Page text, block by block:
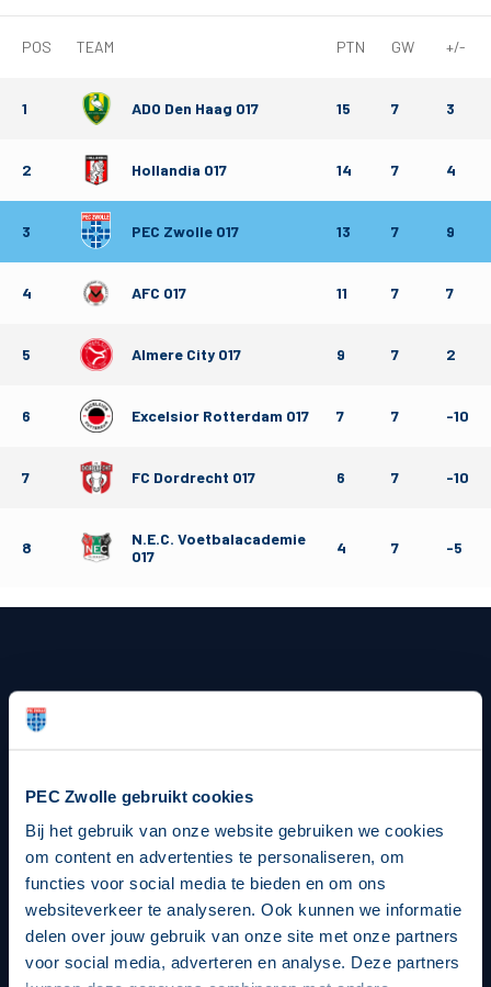
PEC Zwolle gebruikt cookies
Bij het gebruik van onze website gebruiken we cookies
om content en advertenties te personaliseren, om
functies voor social media te bieden en om ons
websiteverkeer te analyseren. Ook kunnen we informatie
delen over jouw gebruik van onze site met onze partners
voor social media, adverteren en analyse. Deze partners
Matchdays
Teams
Supporters
Business
MVO & Regio
POS TEAM PTN GW +/-
1 ADO Den Haag O17 15 7 3
2 Hollandia O17 14 7 4
3 PEC Zwolle O17 13 7 9
4 AFC O17 11 7 7
5 Almere City O17 9 7 2
6 Excelsior Rotterdam O17 7 7 -10
7 FC Dordrecht O17 6 7 -10
8
N.E.C. Voetbalacademie
O17
4 7 -5
Hoofdsponsor
Strategisch partners